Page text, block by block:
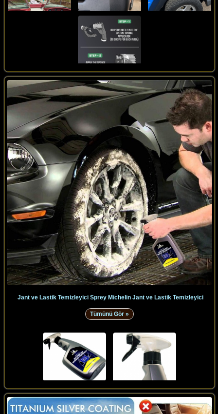
Jant ve Lastik Temizleyici Sprey Michelin Jant ve Lastik Temizleyici
Tümünü Gör »